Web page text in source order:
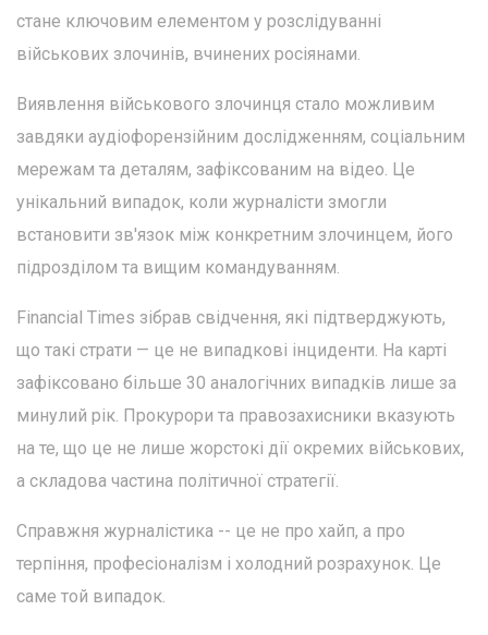
стане ключовим елементом у розслідуванні
військових злочинів, вчинених росіянами.
Виявлення військового злочинця стало можливим
завдяки аудіофорензійним дослідженням, соціальним
мережам та деталям, зафіксованим на відео. Це
унікальний випадок, коли журналісти змогли
встановити зв'язок між конкретним злочинцем, його
підрозділом та вищим командуванням.
Financial Times зібрав свідчення, які підтверджують,
що такі страти — це не випадкові інциденти. На карті
зафіксовано більше 30 аналогічних випадків лише за
минулий рік. Прокурори та правозахисники вказують
на те, що це не лише жорстокі дії окремих військових,
а складова частина політичної стратегії.
Справжня журналістика -- це не про хайп, а про
терпіння, професіоналізм і холодний розрахунок. Це
саме той випадок.